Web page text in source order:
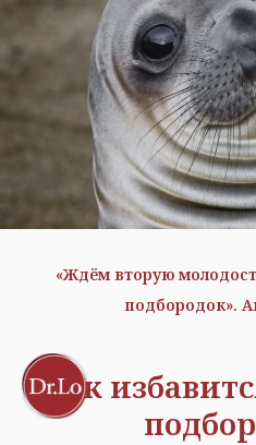
«Ждём вторую
подбородок».
Как